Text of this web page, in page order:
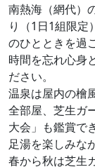
南熱海（網代）
り（1日1組限定
のひとときを過
時間を忘れ心身
ださい。
温泉は屋内の檜
全部屋、芝生ガ
大会」も鑑賞で
足湯を楽しみな
春から秋は芝生